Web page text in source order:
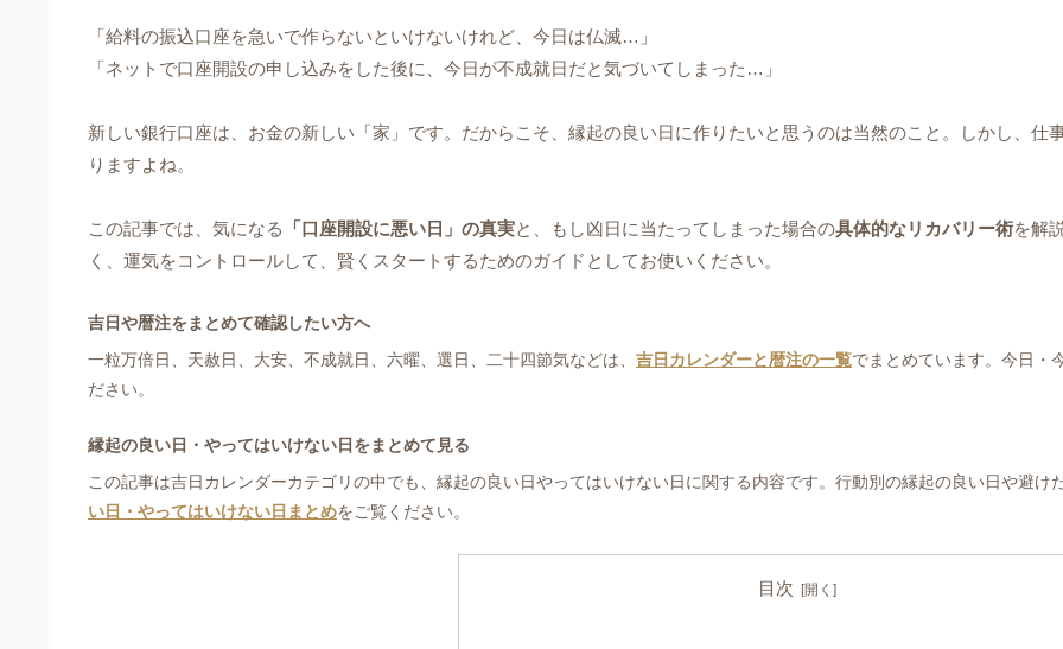
「給料の振込口座を急いで作らないといけないけれど、今日は仏滅…」
「ネットで口座開設の申し込みをした後に、今日が不成就日だと気づいてしまった…」
新しい銀行口座は、お金の新しい「家」です。だからこそ、縁起の良い日に作りたいと思うのは当然のこと。しかし、
りますよね。
この記事では、気になる 「口座開設に悪い日」の真実と、もし凶日に当たってしまった場合の具体的なリカバリー術を解
く、運気をコントロールして、賢くスタートするためのガイドとしてお使いください。
吉日や暦注をまとめて確認したい方へ
一粒万倍日、天赦日、大安、不成就日、六曜、選日、二十四節気などは、 吉日カレンダーと暦注の一覧でまとめています。今日・
ださい。
縁起の良い日・やってはいけない日をまとめて見る
この記事は吉日カレンダーカテゴリの中でも、縁起の良い日やってはいけない日に関する内容です。行動別の縁起の良い日や避
い日・やってはいけない日まとめをご覧ください。
目次